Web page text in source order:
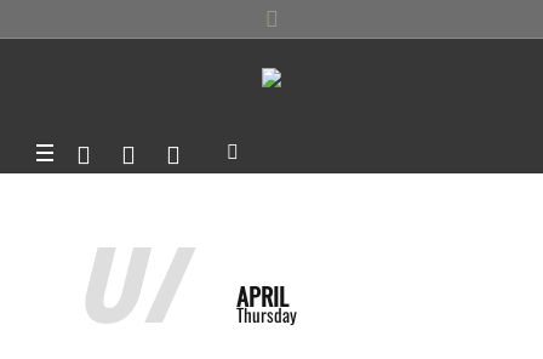
07 APRIL
Thursday